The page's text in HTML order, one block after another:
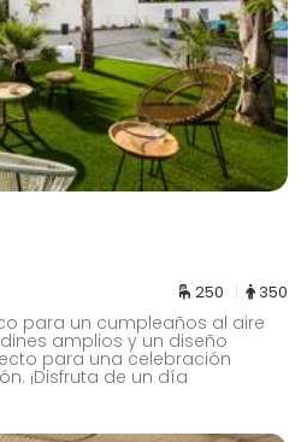
250 350
para un cumpleaños al aire
amplios y un diseño
para una celebración
¡Disfruta de un día